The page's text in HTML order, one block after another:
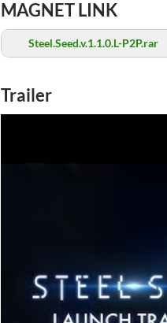
MAGNET LINK
Steel.Seed.v.1.1.0.L-P2P.rar
Trailer